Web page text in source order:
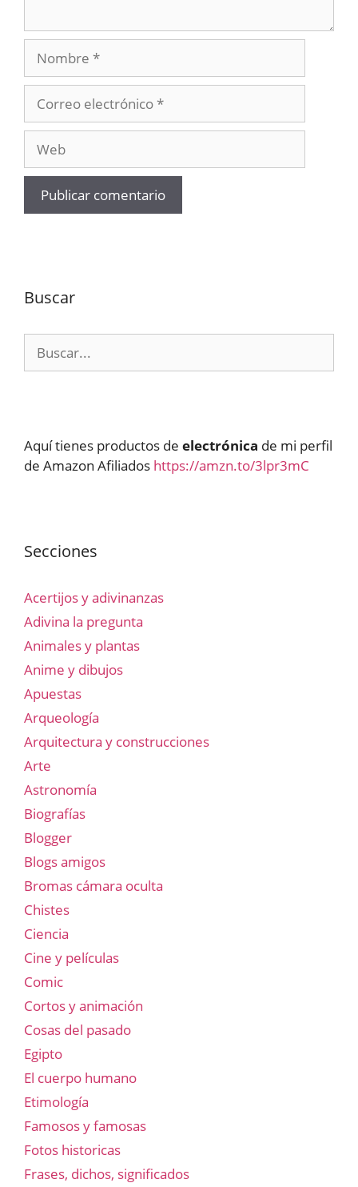
Nombre
electrónico
Buscar
Aquí tienes productos de electrónica de mi perfil
de Amazon Afiliados https://amzn.to/3lpr3mC
Secciones
Acertijos y adivinanzas
Adivina la pregunta
Animales y plantas
Anime y dibujos
Apuestas
Arqueología
Arquitectura y construcciones
Arte
Astronomía
Biografías
Blogger
Blogs amigos
Bromas cámara oculta
Chistes
Ciencia
Cine y películas
Comic
Cortos y animación
Cosas del pasado
Egipto
El cuerpo humano
Etimología
Famosos y famosas
Fotos historicas
Frases, dichos, significados